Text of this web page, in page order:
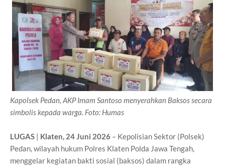
Kapolsek Pedan, AKP Imam Santoso menyerahkan Baksos secara
simbolis kepada warga. Foto: Humas
LUGAS Klaten, 24 Juni 2026 – Kepolisian Sektor (Polsek)
Pedan, wilayah hukum Polres Klaten Polda Jawa Tengah,
menggelar kegiatan bakti sosial (baksos) dalam rangka